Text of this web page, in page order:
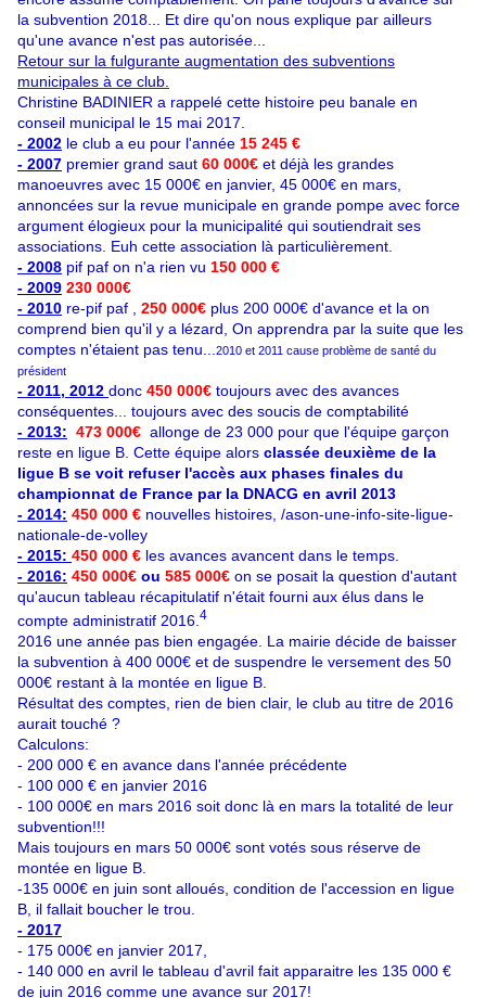
la subvention 2018... Et dire qu'on nous explique par ailleurs
qu'une avance n'est pas autorisée...
Retour sur la fulgurante augmentation des subventions
municipales à ce club.
Christine BADINIER a rappelé cette histoire peu banale en
conseil municipal le 15 mai 2017.
- 2002 le club a eu pour l'année 15 245 €
- 2007 premier grand saut 60 000€ et déjà les grandes
manoeuvres avec 15 000€ en janvier, 45 000€ en mars,
annoncées sur la revue municipale en grande pompe avec force
argument élogieux pour la municipalité qui soutiendrait ses
associations. Euh cette association là particulièrement.
- 2008 pif paf on n'a rien vu 150 000 €
- 2009 230 000€
- 2010 re-pif paf , 250 000€ plus 200 000€ d'avance et la on
comprend bien qu'il y a lézard, On apprendra par la suite que les
comptes n'étaient pas tenu...
2010 et 2011 cause problème de santé du
président
- 2011, 2012 donc 450 000€ toujours avec des avances
conséquentes... toujours avec des soucis de comptabilité
- 2013: 473 000€ allonge de 23 000 pour que l'équipe garçon
reste en ligue B. Cette équipe alors classée deuxième de la
ligue B se voit refuser l'accès aux phases finales du
championnat de France par la DNACG en avril 2013
- 2014: 450 000 € nouvelles histoires, /ason-une-info-site-ligue-
nationale-de-volley
- 2015: 450 000 € les avances avancent dans le temps.
- 2016: 450 000€ ou 585 000€ on se posait la question d'autant
qu'aucun tableau récapitulatif n'était fourni aux élus dans le
compte administratif 2016. 4
2016 une année pas bien engagée. La mairie décide de baisser
la subvention à 400 000€ et de suspendre le versement des 50
000€ restant à la montée en ligue B.
Résultat des comptes, rien de bien clair, le club au titre de 2016
aurait touché ?
Calculons:
- 200 000 € en avance dans l'année précédente
- 100 000 € en janvier 2016
- 100 000€ en mars 2016 soit donc là en mars la totalité de leur
subvention!!!
Mais toujours en mars 50 000€ sont votés sous réserve de
montée en ligue B.
-135 000€ en juin sont alloués, condition de l'accession en ligue
B, il fallait boucher le trou.
- 2017
- 175 000€ en janvier 2017,
- 140 000 en avril le tableau d'avril fait apparaitre les 135 000 €
de juin 2016 comme une avance sur 2017!